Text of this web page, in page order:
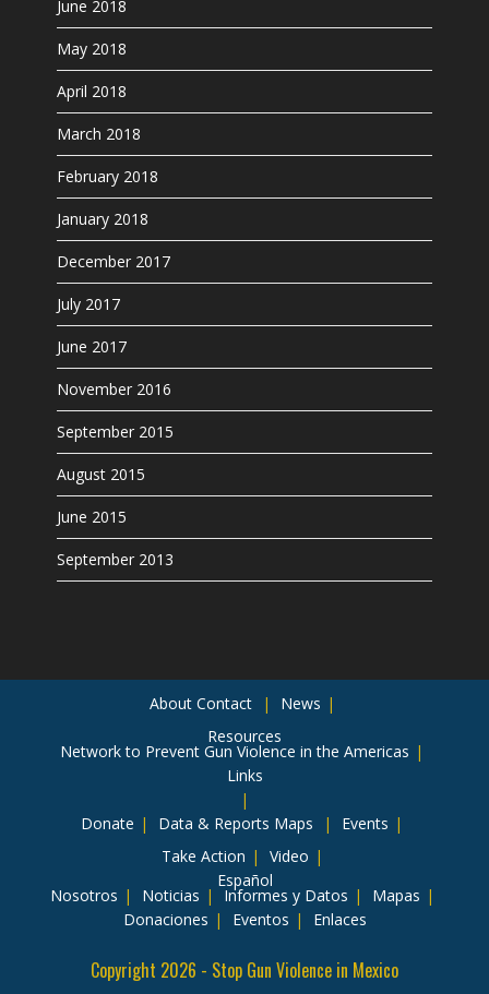
June 2018
May 2018
April 2018
March 2018
February 2018
January 2018
December 2017
July 2017
June 2017
November 2016
September 2015
August 2015
June 2015
September 2013
About Contact
News
Resources
Network to Prevent Gun Violence in the Americas
Links
Donate Data & Reports Maps
Events
Take Action
Video
Español
Nosotros Noticias Informes y Datos
Mapas
Donaciones
Eventos Enlaces
Copyright 2026 - Stop Gun Violence in Mexico